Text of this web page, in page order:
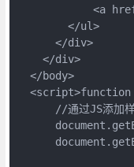
<a
        </ul>
      </div>
    </div>
  </body>
//通过JS添加